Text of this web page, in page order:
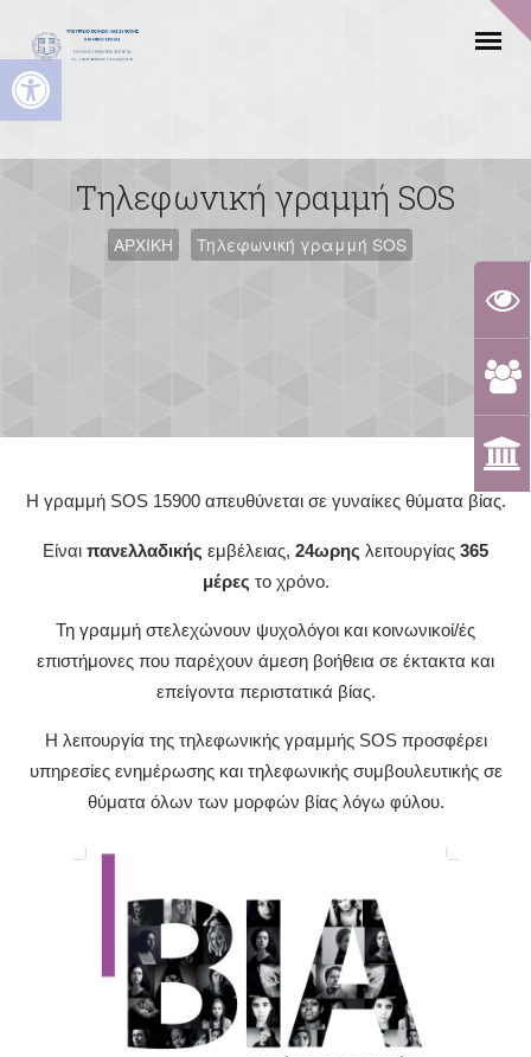
Ανοίξτε τη γραμμή εργαλείων
Τηλεφωνική γραμμή SOS
ΑΡΧΙΚΗ Τηλεφωνική γραμμή SOS
Η γραμμή SOS 15900 απευθύνεται σε γυναίκες θύματα βίας.
Είναι πανελλαδικής εμβέλειας, 24ωρης λειτουργίας 365
μέρες το χρόνο.
Τη γραμμή στελεχώνουν ψυχολόγοι και κοινωνικοί/ές
επιστήμονες που παρέχουν άμεση βοήθεια σε έκτακτα και
επείγοντα περιστατικά βίας.
Η λειτουργία της τηλεφωνικής γραμμής SOS προσφέρει
υπηρεσίες ενημέρωσης και τηλεφωνικής συμβουλευτικής σε
θύματα όλων των μορφών βίας λόγω φύλου.